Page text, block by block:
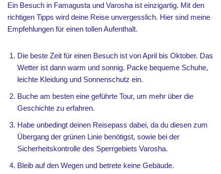
Ein Besuch in Famagusta und Varosha ist einzigartig. Mit den
richtigen Tipps wird deine Reise unvergesslich. Hier sind meine
Empfehlungen für einen tollen Aufenthalt.
Die beste Zeit für einen Besuch ist von April bis Oktober. Das
Wetter ist dann warm und sonnig. Packe bequeme Schuhe,
leichte Kleidung und Sonnenschutz ein.
Buche am besten eine geführte Tour, um mehr über die
Geschichte zu erfahren.
Habe unbedingt deinen Reisepass dabei, da du diesen zum
Übergang der grünen Linie benötigst, sowie bei der
Sicherheitskontrolle des Sperrgebiets Varosha.
Bleib auf den Wegen und betrete keine Gebäude.